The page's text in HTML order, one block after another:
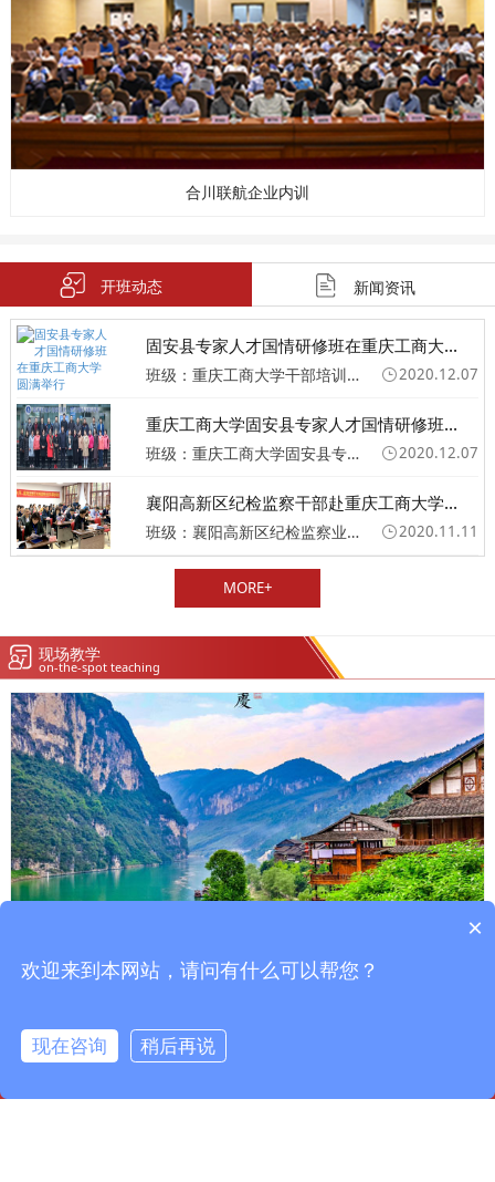
合川联航企业内训
开班动态 新闻资讯
固安县专家人才国情研修班在重庆工商大...
班级：重庆工商大学干部培训班 2020.12.07
重庆工商大学固安县专家人才国情研修班...
班级：重庆工商大学固安县专家人才国情研修班圆满举行 2020.12.07
襄阳高新区纪检监察干部赴重庆工商大学...
班级：襄阳高新区纪检监察业务专题培训班 2020.11.11
MORE+
现场教学
on-the-spot teaching
×
欢迎来到本网站，请问有什么可以帮您？
现在咨询 稍后再说